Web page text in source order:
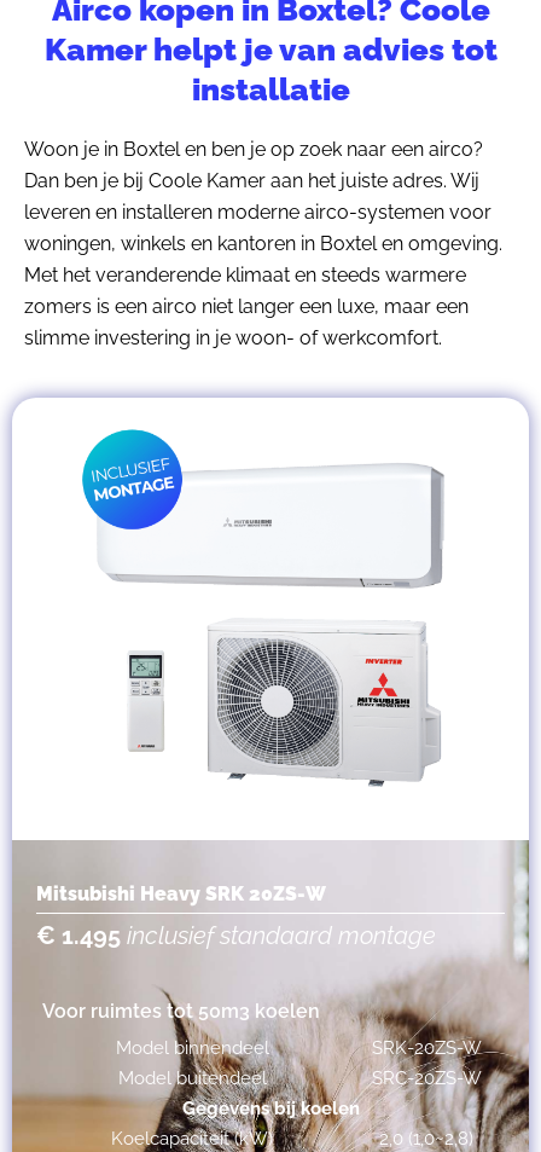
Airco kopen in Boxtel? Coole
Kamer helpt je van advies tot
installatie
Woon je in Boxtel en ben je op zoek naar een airco?
Dan ben je bij Coole Kamer aan het juiste adres. Wij
leveren en installeren moderne airco-systemen voor
woningen, winkels en kantoren in Boxtel en omgeving.
Met het veranderende klimaat en steeds warmere
zomers is een airco niet langer een luxe, maar een
slimme investering in je woon- of werkcomfort.
Mitsubishi Heavy SRK 20ZS-W
€ 1.495 inclusief standaard montage
Voor ruimtes tot 50m3 koelen
Model binnendeel
SRK-20ZS-W
Model buitendeel
SRC-20ZS-W
Gegevens bij koelen
Koelcapaciteit (kW)
2,0 (1,0~2,8)